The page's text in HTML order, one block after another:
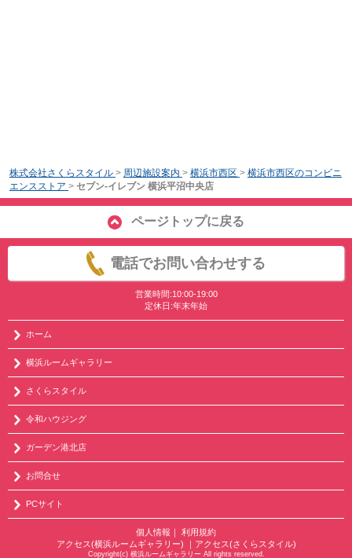
株式会社さくらスタイル > 周辺施設案内 > 横浜市西区 > 横浜市西区のコンビニ
エンスストア > セブン-イレブン 横浜平沼中央店
ページトップに戻る
電話でお問い合わせする
営業時間:10:00-19:00
定休日:年末年始
ホーム
横浜ルームギャラリー
さくらスタイル
令和ハウジング
ガーデン港北店
お問合せ
PCサイト
個人情報 ｜ 利用規約
アクセス(横浜ルームギャラリー) ｜ アクセス(さくらスタイル)
Copyright(c) 横浜ルームギャラリー All rights reserved.